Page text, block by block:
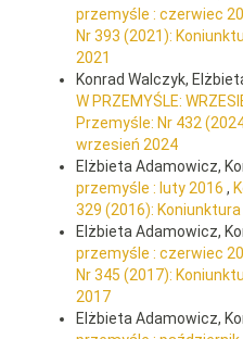
przemyśle : czerwiec
Nr 393 (2021):
2021
Konrad Walczyk,
W PRZEMYŚLE:
Przemyśle: Nr 432
wrzesień 2024
Elżbieta Adamowicz,
przemyśle : luty 2016 ,
329 (2016):
Elżbieta Adamowicz,
przemyśle : czerwiec
Nr 345 (2017):
2017
Elżbieta Adamowicz,